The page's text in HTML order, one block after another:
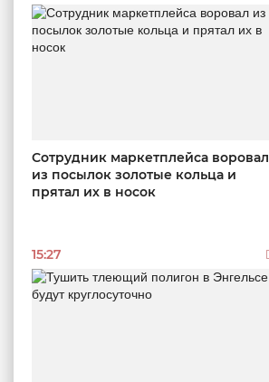
Сотрудник маркетплейса воровал
из посылок золотые кольца и
прятал их в носок
15:27